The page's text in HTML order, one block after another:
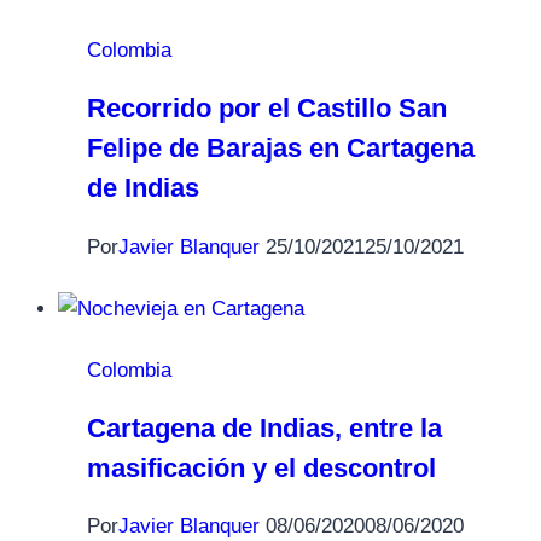
Colombia
Recorrido por el Castillo San
Felipe de Barajas en Cartagena
de Indias
PorJavier Blanquer 25/10/202125/10/2021
Colombia
Cartagena de Indias, entre la
masificación y el descontrol
PorJavier Blanquer 08/06/202008/06/2020